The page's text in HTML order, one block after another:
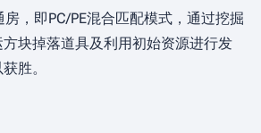
房，即PC/PE混合匹配模式，通过挖掘
块掉落道具及利用初始资源进行发
胜。